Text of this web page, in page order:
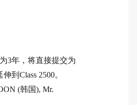
3年，将直接提交为
伸到 Class 2500。
(韩国), Mr.